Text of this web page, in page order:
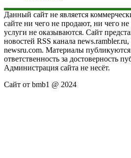
Данный сайт не является
сайте ни чего не продают, ни чего
услуги не оказываются. Сайт
новостей RSS канала
newsru.com. Материалы
ответственность за достоверность
Администрация сайта не несёт.
Сайт от bmb1 @ 2024